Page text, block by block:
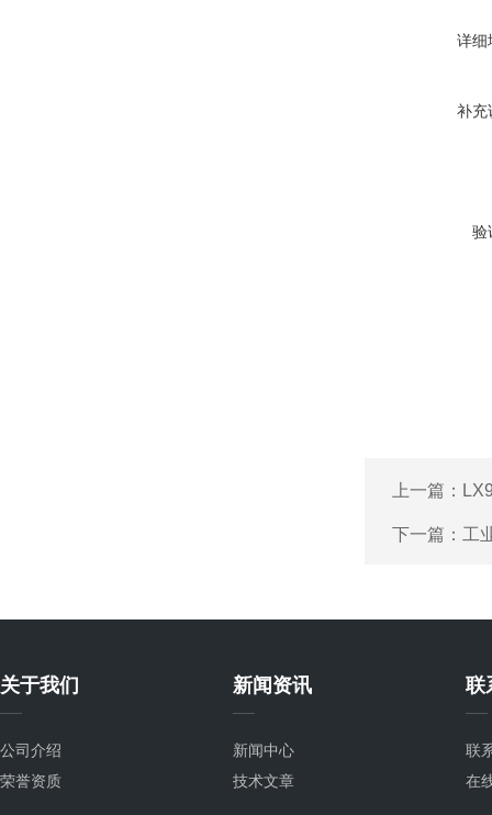
详细
补充
验
上一篇：
下一篇： 工
关于我们
公司介绍
荣誉资质
新闻资讯
新闻中心
技术文章
联
联
在